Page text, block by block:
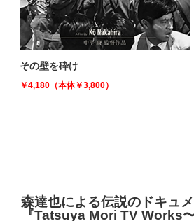
その壁を砕け
￥4,180（本体￥3,800）
森達也による伝説のドキュ
『Tatsuya Mori TV Works